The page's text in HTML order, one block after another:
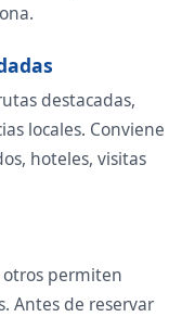
destacadas,
locales. Conviene
hoteles, visitas
permiten
Antes de reservar